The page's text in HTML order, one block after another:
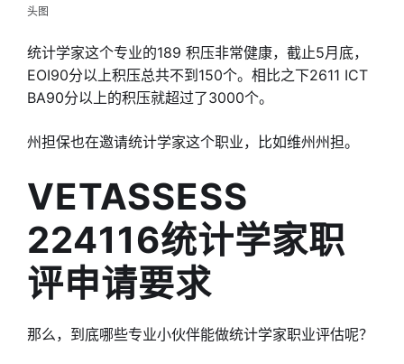
头图
统计学家这个专业的189 积压非常健康，截止5月底，
EOI90分以上积压总共不到150个。相比之下2611 ICT
BA90分以上的积压就超过了3000个。
州担保也在邀请统计学家这个职业，比如维州州担。
VETASSESS
224116统计学家职
评申请要求
那么，到底哪些专业小伙伴能做统计学家职业评估呢？